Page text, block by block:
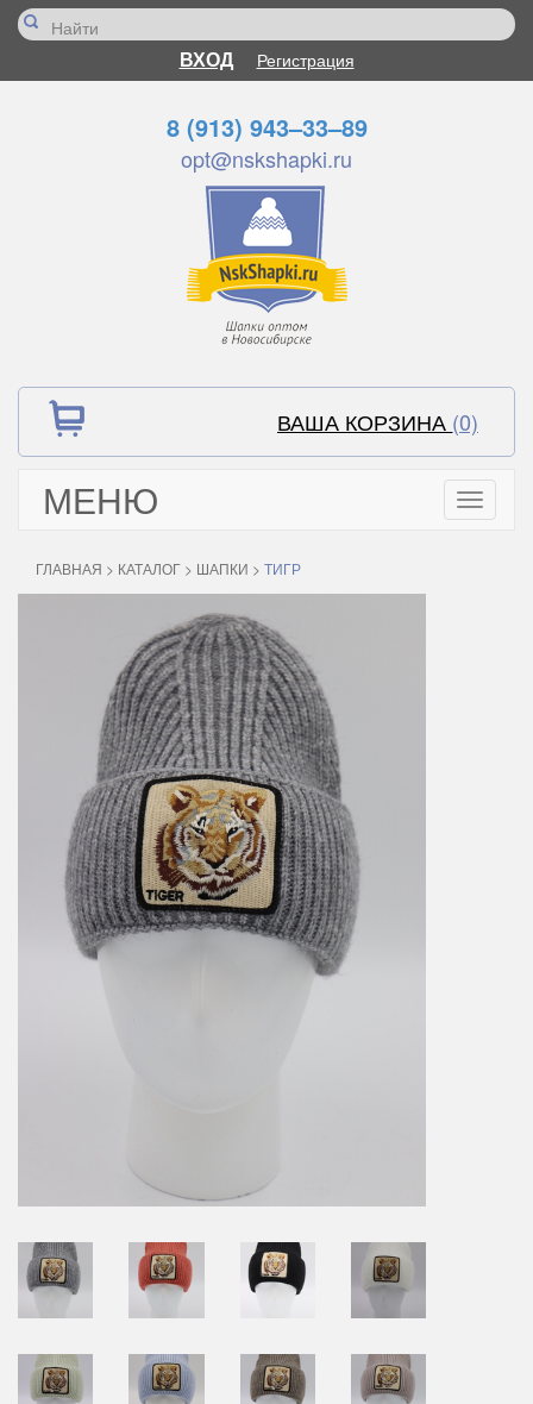
ВХОД Регистрация
8 (913) 943–33–89
opt@nskshapki.ru
ВАША КОРЗИНА (0)
МЕНЮ
Toggle
ГЛАВНАЯ > КАТАЛОГ > ШАПКИ > ТИГР